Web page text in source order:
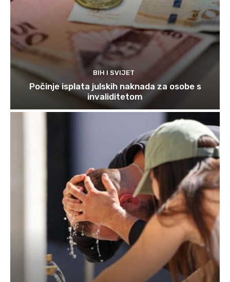
BIH I SVIJET
Počinje isplata julskih naknada za osobe s
invaliditetom